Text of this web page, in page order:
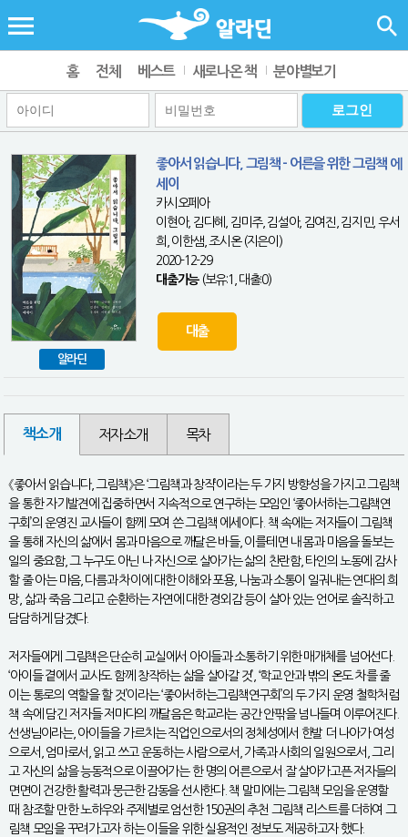
홈 전체 베스트 새로나온 책 분야별보기
알라딘
좋아서 읽습니다, 그림책 - 어른을 위한 그림책 에
세이
카시오페아
이현아, 김다혜, 김미주, 김설아, 김여진, 김지민, 우서
희, 이한샘, 조시온 (지은이)
2020-12-29
대출가능(보유:1, 대출:0)
대출
책소개 저자소개 목차
《좋아서 읽습니다, 그림책》은 ‘그림책과 창작’이라는 두 가지 방향성을 가지고 그림책
을 통한 자기발견에 집중하면서 지속적으로 연구하는 모임인 ‘좋아서하는그림책연
구회’의 운영진 교사들이 함께 모여 쓴 그림책 에세이다. 책 속에는 저자들이 그림책
을 통해 자신의 삶에서 몸과 마음으로 깨달은 바들, 이를테면 내 몸과 마음을 돌보는
일의 중요함, 그 누구도 아닌 나 자신으로 살아가는 삶의 찬란함, 타인의 노동에 감사
할 줄 아는 마음, 다름과 차이에 대한 이해와 포용, 나눔과 소통이 일궈내는 연대의 희
망, 삶과 죽음 그리고 순환하는 자연에 대한 경외감 등이 살아 있는 언어로 솔직하고
담담하게 담겼다.
저자들에게 그림책은 단순히 교실에서 아이들과 소통하기 위한 매개체를 넘어선다.
‘아이들 곁에서 교사도 함께 창작하는 삶을 살아갈 것’, ‘학교 안과 밖의 온도 차를 줄
이는 통로의 역할을 할 것’이라는 ‘좋아서하는그림책연구회’의 두 가지 운영 철학처럼
책 속에 담긴 저자들 저마다의 깨달음은 학교라는 공간 안팎을 넘나들며 이루어진다.
선생님이라는, 아이들을 가르치는 직업인으로서의 정체성에서 한발 더 나아가 여성
으로서, 엄마로서, 읽고 쓰고 운동하는 사람으로서, 가족과 사회의 일원으로서, 그리
고 자신의 삶을 능동적으로 이끌어가는 한 명의 어른으로서 잘 살아가고픈 저자들의
면면이 건강한 활력과 뭉근한 감동을 선사한다. 책 말미에는 그림책 모임을 운영할
때 참조할 만한 노하우와 주제별로 엄선한 150권의 추천 그림책 리스트를 더하여 그
림책 모임을 꾸려가고자 하는 이들을 위한 실용적인 정보도 제공하고자 했다.